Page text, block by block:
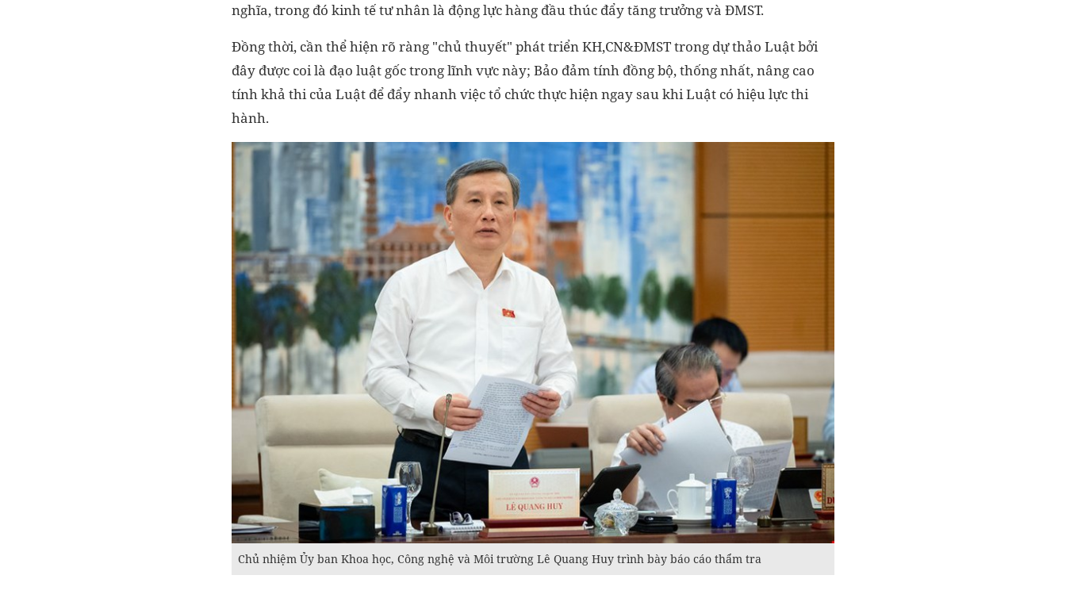
nghĩa, trong đó kinh tế tư nhân là động lực hàng đầu thúc đẩy tăng trưởng và ĐMST.
Đồng thời, cần thể hiện rõ ràng "chủ thuyết" phát triển KH,CN&ĐMST trong dự thảo Luật bởi
đây được coi là đạo luật gốc trong lĩnh vực này; Bảo đảm tính đồng bộ, thống nhất, nâng cao
tính khả thi của Luật để đẩy nhanh việc tổ chức thực hiện ngay sau khi Luật có hiệu lực thi
hành.
Chủ nhiệm Ủy ban Khoa học, Công nghệ và Môi trường Lê Quang Huy trình bày báo cáo thẩm tra